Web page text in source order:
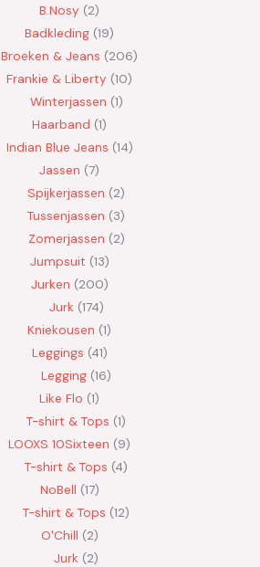
B.Nosy
2
Badkleding 19
Broeken & Jeans
206
Frankie & Liberty 10
Winterjassen 1
Haarband 1
Indian Blue Jeans 14
Jassen 7
Spijkerjassen
2
Tussenjassen
3
Zomerjassen 2
Jumpsuit 13
Jurken 200
Jurk 174
Kniekousen 1
Leggings 41
Legging 16
Like Flo 1
T-shirt & Tops 1
LOOXS 10Sixteen
9
T-shirt & Tops 4
NoBell 17
T-shirt & Tops 12
O'Chill 2
Jurk
2